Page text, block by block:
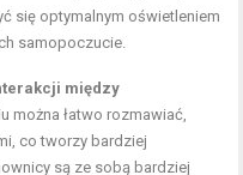
się optymalnym oświetleniem
samopoczucie.
między
można łatwo rozmawiać,
co tworzy bardziej
są ze sobą bardziej